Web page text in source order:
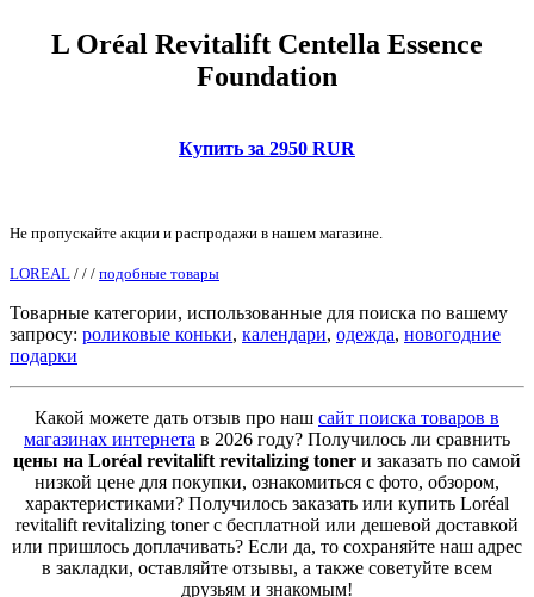
L Oréal Revitalift Centella Essence
Foundation
Купить за 2950 RUR
Не пропускайте акции и распродажи в нашем магазине.
LOREAL / / / подобные товары
Товарные категории, использованные для поиска по вашему
запросу: роликовые коньки, календари, одежда, новогодние
подарки
Какой можете дать отзыв про наш сайт поиска товаров в
магазинах интернета в 2026 году? Получилось ли сравнить
цены на Loréal revitalift revitalizing toner и заказать по самой
низкой цене для покупки, ознакомиться с фото, обзором,
характеристиками? Получилось заказать или купить Loréal
revitalift revitalizing toner с бесплатной или дешевой доставкой
или пришлось доплачивать? Если да, то сохраняйте наш адрес
в закладки, оставляйте отзывы, а также советуйте всем
друзьям и знакомым!